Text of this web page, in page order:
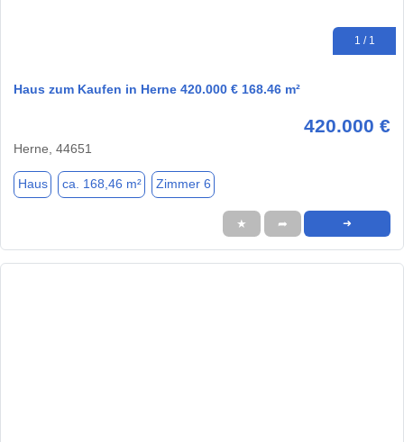
1 / 1
Haus zum Kaufen in Herne 420.000 € 168.46 m²
420.000 €
Herne, 44651
Haus ca. 168,46 m² Zimmer 6
★ ➦ ➜